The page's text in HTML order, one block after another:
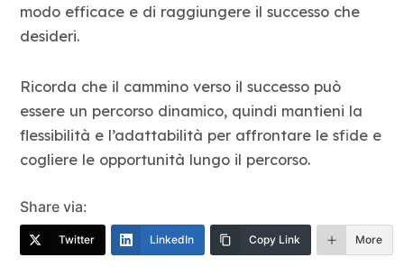
modo efficace e di raggiungere il successo che
desideri.
Ricorda che il cammino verso il successo può
essere un percorso dinamico, quindi mantieni la
flessibilità e l’adattabilità per affrontare le sfide e
cogliere le opportunità lungo il percorso.
Share via:
Twitter LinkedIn Copy Link More